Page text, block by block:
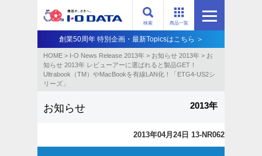
商品一覧
検索
創業50周年 特別企画・最新Topicsはこちら ＞
HOME > I-O News Release 2013年 > お知らせ 2013年 > お
知らせ 2013年 レビューアーに選ばれると製品GET！
Ultrabook（TM）やMacBookを有線LAN化！「ETG4-US2シ
リーズ」
お知らせ 2013年
2013年04月24日 13-NR062